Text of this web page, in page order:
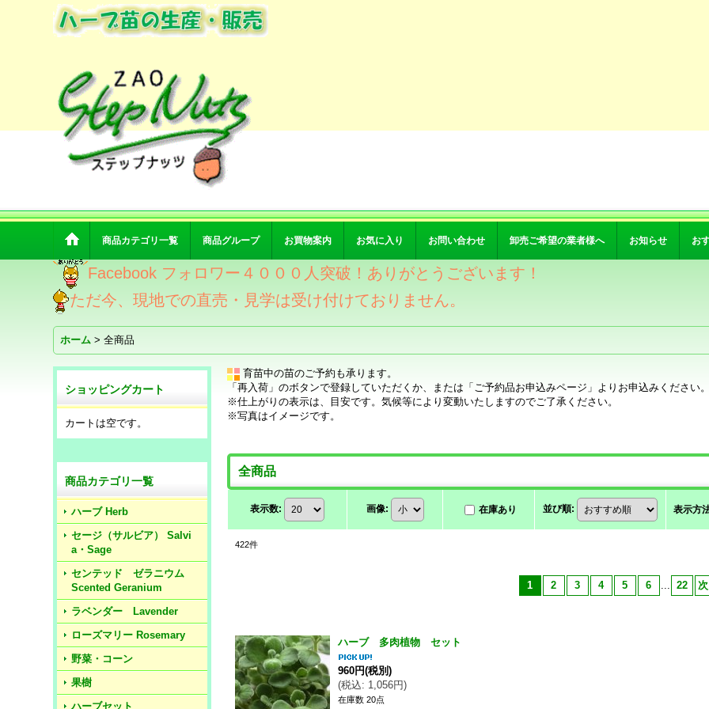
商品カテゴリ一覧 商品グループ お買物案内 お気に入り お問い合わせ 卸売ご希望の業者様へ お知らせ お
Facebook フォロワー４０００人突破！ありがとうございます！
ただ今、現地での直売・見学は受け付けておりません。
ホーム > 全商品
ショッピングカート
カートは空です。
商品カテゴリ一覧
ハーブ Herb
セージ（サルビア） Salvi
a・Sage
センテッド ゼラニウム
Scented Geranium
ラベンダー Lavender
ローズマリー Rosemary
野菜・コーン
果樹
ハーブセット
育苗中の苗のご予約も承ります。
「再入荷」のボタンで登録していただくか、または「ご予約品お申込みページ」よりお申込みください。
※仕上がりの表示は、目安です。気候等により変動いたしますのでご了承ください。
※写真はイメージです。
全商品
表示数: 画像: 在庫あり 並び順: 表示方
422件
1 2 3 4 5 6 ... 22 次
ハーブ 多肉植物 セット
960円(税別)
(税込: 1,056円)
在庫数 20点